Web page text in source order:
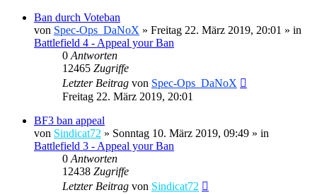
Ban durch Voteban
von Spec-Ops_DaNoX » Freitag 22. März 2019, 20:01 » in
Battlefield 4 - Appeal your Ban
0 Antworten
12465 Zugriffe
Letzter Beitrag von Spec-Ops_DaNoX
Freitag 22. März 2019, 20:01
BF3 ban appeal
von Sindicat72 » Sonntag 10. März 2019, 09:49 » in
Battlefield 3 - Appeal your Ban
0 Antworten
12438 Zugriffe
Letzter Beitrag von Sindicat72